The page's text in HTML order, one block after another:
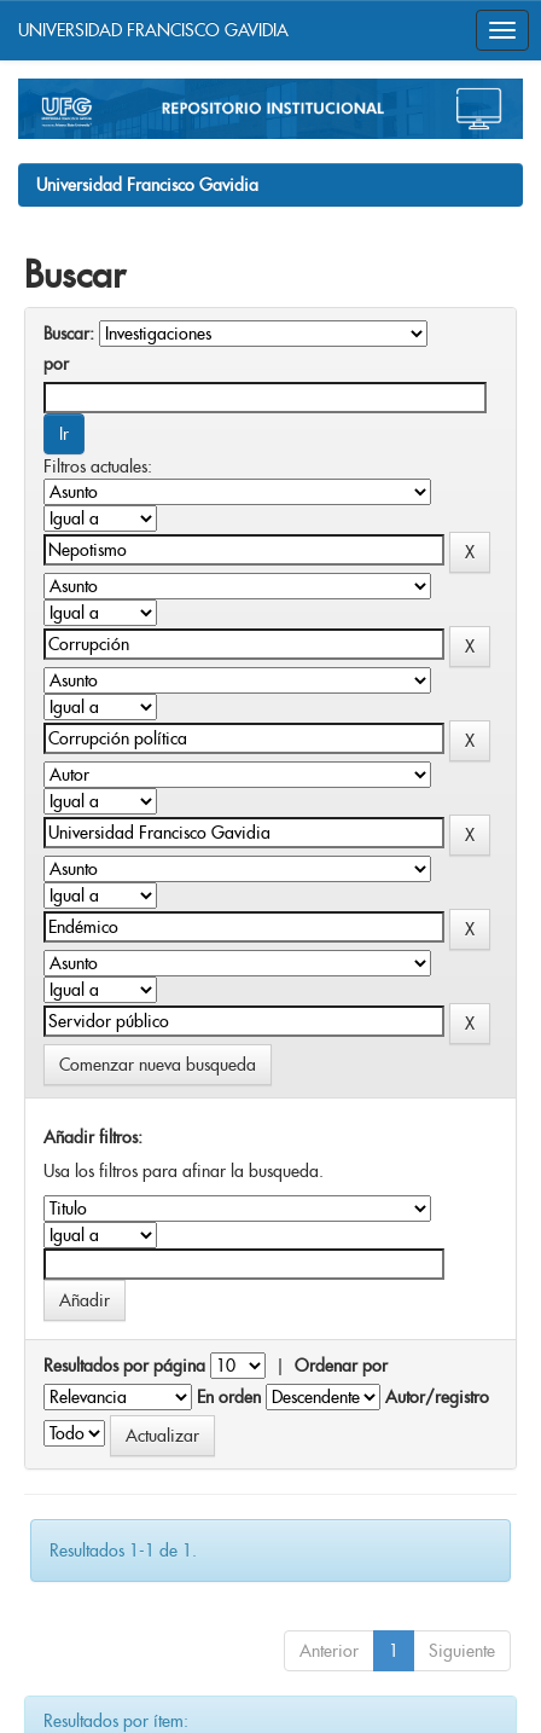
navigation
UNIVERSIDAD FRANCISCO GAVIDIA
Universidad Francisco Gavidia
Buscar
Buscar:
por
Filtros actuales:
Comenzar nueva busqueda
Añadir filtros:
Usa los filtros para afinar la busqueda.
Resultados por página | Ordenar por
En orden
Autor/registro
Resultados 1-1 de 1.
Anterior 1 Siguiente
Resultados por ítem: